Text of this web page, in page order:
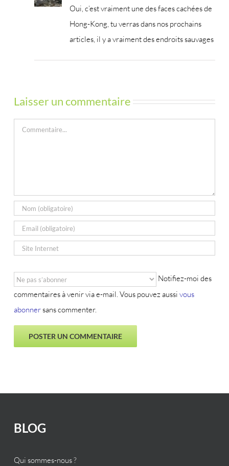
Oui, c’est vraiment une des faces cachées de
Hong-Kong, tu verras dans nos prochains
articles, il y a vraiment des endroits sauvages
Laisser un commentaire
Commentaire
Notifiez-moi des
commentaires à venir via e-mail. Vous pouvez aussi vous
abonnersans commenter.
BLOG
Qui sommes-nous ?